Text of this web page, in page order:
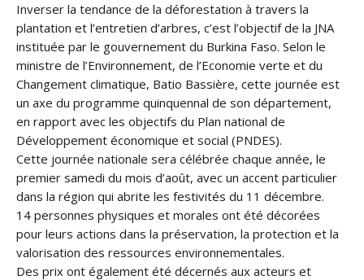
Inverser la tendance de la déforestation à travers la
plantation et l’entretien d’arbres, c’est l’objectif de la JNA
instituée par le gouvernement du Burkina Faso. Selon le
ministre de l’Environnement, de l’Economie verte et du
Changement climatique, Batio Bassière, cette journée est
un axe du programme quinquennal de son département,
en rapport avec les objectifs du Plan national de
Développement économique et social (PNDES).
Cette journée nationale sera célébrée chaque année, le
premier samedi du mois d’août, avec un accent particulier
dans la région qui abrite les festivités du 11 décembre.
14 personnes physiques et morales ont été décorées
pour leurs actions dans la préservation, la protection et la
valorisation des ressources environnementales.
Des prix ont également été décernés aux acteurs et